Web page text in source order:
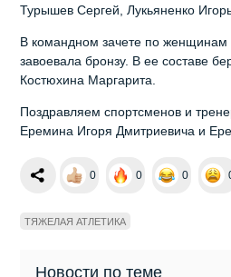
Турышев Сергей, Лукьяненко
В командном зачете по женщинам
завоевала бронзу. В ее составе
Костюхина Маргарита.
Поздравляем спортсменов и
Еремина Игоря Дмитриевича и
0 0 0
ТЯЖЕЛАЯ АТЛЕТИКА
Новости по теме